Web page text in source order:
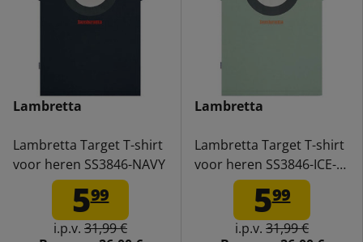
Lambretta
Lambretta Target T-shirt
voor heren SS3846-NAVY
599
i.p.v. 31,99 €
Lambretta
Lambretta Target T-shirt
voor heren SS3846-ICE-
599
i.p.v. 31,99 €